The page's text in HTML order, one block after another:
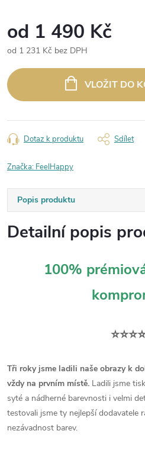
od 1 490 Kč
od 1 231 Kč bez DPH
cena:
VLOŽIT DO
Dotaz k produktu Sdílet
Značka: FeelHappy
Popis produktu
Detailní popis
100%
Tři roky jsme ladili naše obrazy k
vždy na prvním místě. Ladili jsme
syté a nádherné barevnosti i velmi
testovali jsme ty nejlepší dodavatele
nezávadnost barev.